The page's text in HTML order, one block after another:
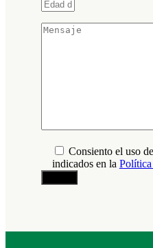
Consiento el uso
indicados en la